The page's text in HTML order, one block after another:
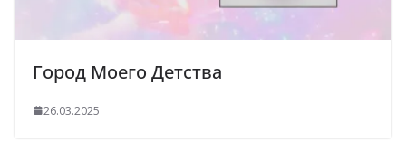
Город Моего Детства
26.03.2025